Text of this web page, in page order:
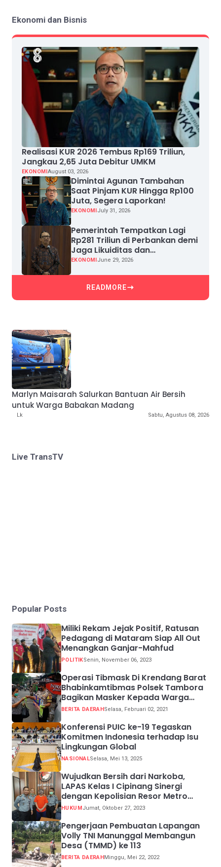
Ekonomi dan Bisnis
Realisasi KUR 2026 Tembus Rp169 Triliun,
Jangkau 2,65 Juta Debitur UMKM
EKONOMIAugust 03, 2026
Dimintai Agunan Tambahan
Saat Pinjam KUR Hingga Rp100
Juta, Segera Laporkan!
EKONOMIJuly 31, 2026
Pemerintah Tempatkan Lagi
Rp281 Triliun di Perbankan demi
Jaga Likuiditas dan
Pertumbuhan Kredit
EKONOMIJune 29, 2026
READMORE
Marlyn Maisarah Salurkan Bantuan Air Bersih
untuk Warga Babakan Madang
Lk Sabtu, Agustus 08, 2026
Live TransTV
Popular Posts
Miliki Rekam Jejak Positif, Ratusan
Pedagang di Mataram Siap All Out
Menangkan Ganjar-Mahfud
POLITIKSenin, November 06, 2023
Operasi Tibmask Di Krendang Barat
Bhabinkamtibmas Polsek Tambora
Bagikan Masker Kepada Warga
Pelanggar Prokes
BERITA DAERAHSelasa, Februari 02, 2021
Konferensi PUIC ke-19 Tegaskan
Komitmen Indonesia terhadap Isu
Lingkungan Global
NASIONALSelasa, Mei 13, 2025
Wujudkan Bersih dari Narkoba,
LAPAS Kelas I Cipinang Sinergi
dengan Kepolisian Resor Metro
Jakarta Barat
HUKUMJumat, Oktober 27, 2023
Pengerjaan Pembuatan Lapangan
Volly TNI Manunggal Membangun
Desa (TMMD) ke 113
BERITA DAERAHMinggu, Mei 22, 2022